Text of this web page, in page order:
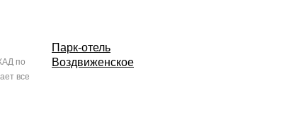
по
все
Парк-отель
Воздвиженское